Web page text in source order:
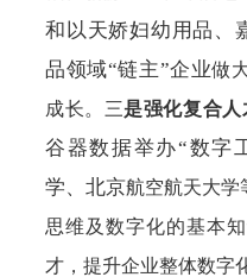
和以天娇妇幼用品、
品领域“链主”企业做
成长。三是强化复合人
谷器数据举办“数字
学、北京航空航天大学
思维及数字化的基本
才，提升企业整体数字